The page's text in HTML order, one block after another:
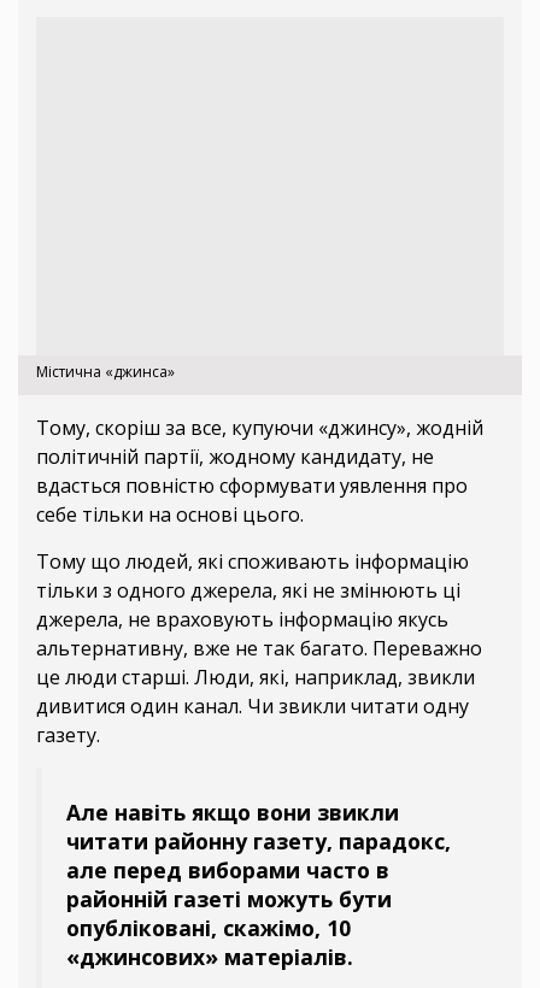
Містична «джинса»
Тому, скоріш за все, купуючи «джинсу», жодній
політичній партії, жодному кандидату, не
вдасться повністю сформувати уявлення про
себе тільки на основі цього.
Тому що людей, які споживають інформацію
тільки з одного джерела, які не змінюють ці
джерела, не враховують інформацію якусь
альтернативну, вже не так багато. Переважно
це люди старші. Люди, які, наприклад, звикли
дивитися один канал. Чи звикли читати одну
газету.
Але навіть якщо вони звикли
читати районну газету, парадокс,
але перед виборами часто в
районній газеті можуть бути
опубліковані, скажімо, 10
«джинсових» матеріалів.